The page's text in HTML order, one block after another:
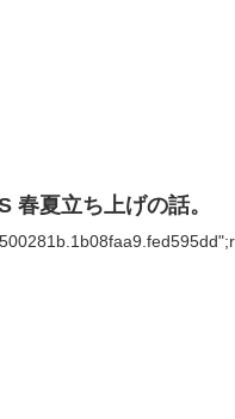
春夏立ち上げの話。